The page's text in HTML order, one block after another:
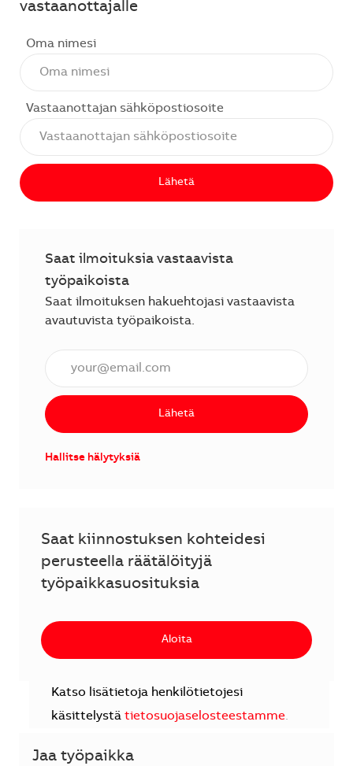
vastaanottajalle
Oma nimesi
Vastaanottajan sähköpostiosoite
Lähetä
Saat ilmoituksia vastaavista
työpaikoista
Saat ilmoituksen hakuehtojasi vastaavista
avautuvista työpaikoista.
Lähetä
Hallitse hälytyksiä
Saat kiinnostuksen kohteidesi
perusteella räätälöityjä
työpaikkasuosituksia
Aloita
Katso lisätietoja henkilötietojesi
käsittelystä tietosuojaselosteestamme.
Jaa työpaikka